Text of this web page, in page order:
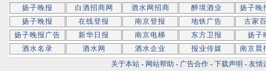
扬子晚报
白酒招商网 酒水网招商 醉境酒业
扬子晚
扬子晚报
在线登报 南京登报 地铁广告
古家
扬子晚报广告
新华日报 南京电梯 东方卫报
扬子
酒水名录
酒水网 酒水企业 报业传媒
南京晨
关于本站 - 网站帮助 - 广告合作 - 下载声明 - 友情